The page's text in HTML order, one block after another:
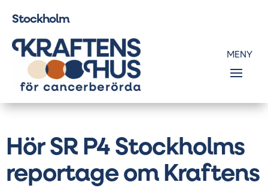
Stockholm
Hör SR P4 Stockholms
reportage om Kraftens